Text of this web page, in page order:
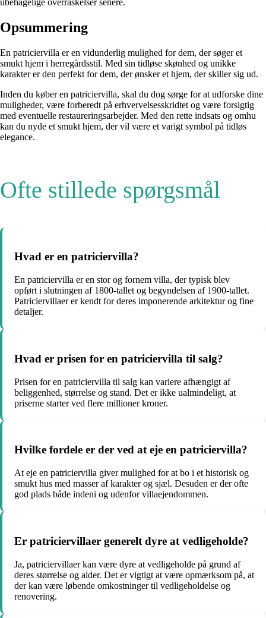
ubehagelige overraskelser senere.
Opsummering
En patriciervilla er en vidunderlig mulighed for dem, der søger et
smukt hjem i herregårdsstil. Med sin tidløse skønhed og unikke
karakter er den perfekt for dem, der ønsker et hjem, der skiller sig ud.
Inden du køber en patriciervilla, skal du dog sørge for at udforske dine
muligheder, være forberedt på erhvervelsesskridtet og være forsigtig
med eventuelle restaureringsarbejder. Med den rette indsats og omhu
kan du nyde et smukt hjem, der vil være et varigt symbol på tidløs
elegance.
Ofte stillede spørgsmål
Hvad er en patriciervilla?
En patriciervilla er en stor og fornem villa, der typisk blev
opført i slutningen af 1800-tallet og begyndelsen af 1900-tallet.
Patriciervillaer er kendt for deres imponerende arkitektur og fine
detaljer.
Hvad er prisen for en patriciervilla til salg?
Prisen for en patriciervilla til salg kan variere afhængigt af
beliggenhed, størrelse og stand. Det er ikke ualmindeligt, at
priserne starter ved flere millioner kroner.
Hvilke fordele er der ved at eje en patriciervilla?
At eje en patriciervilla giver mulighed for at bo i et historisk og
smukt hus med masser af karakter og sjæl. Desuden er der ofte
god plads både indeni og udenfor villaejendommen.
Er patriciervillaer generelt dyre at vedligeholde?
Ja, patriciervillaer kan være dyre at vedligeholde på grund af
deres størrelse og alder. Det er vigtigt at være opmærksom på, at
der kan være løbende omkostninger til vedligeholdelse og
renovering.